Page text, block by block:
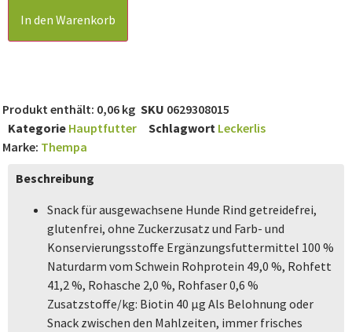
In den Warenkorb
Produkt enthält: 0,06 kg SKU 0629308015
Kategorie Hauptfutter Schlagwort Leckerlis
Marke: Thempa
Beschreibung
Snack für ausgewachsene Hunde Rind getreidefrei,
glutenfrei, ohne Zuckerzusatz und Farb- und
Konservierungsstoffe Ergänzungsfuttermittel 100 %
Naturdarm vom Schwein Rohprotein 49,0 %, Rohfett
41,2 %, Rohasche 2,0 %, Rohfaser 0,6 %
Zusatzstoffe/kg: Biotin 40 µg Als Belohnung oder
Snack zwischen den Mahlzeiten, immer frisches